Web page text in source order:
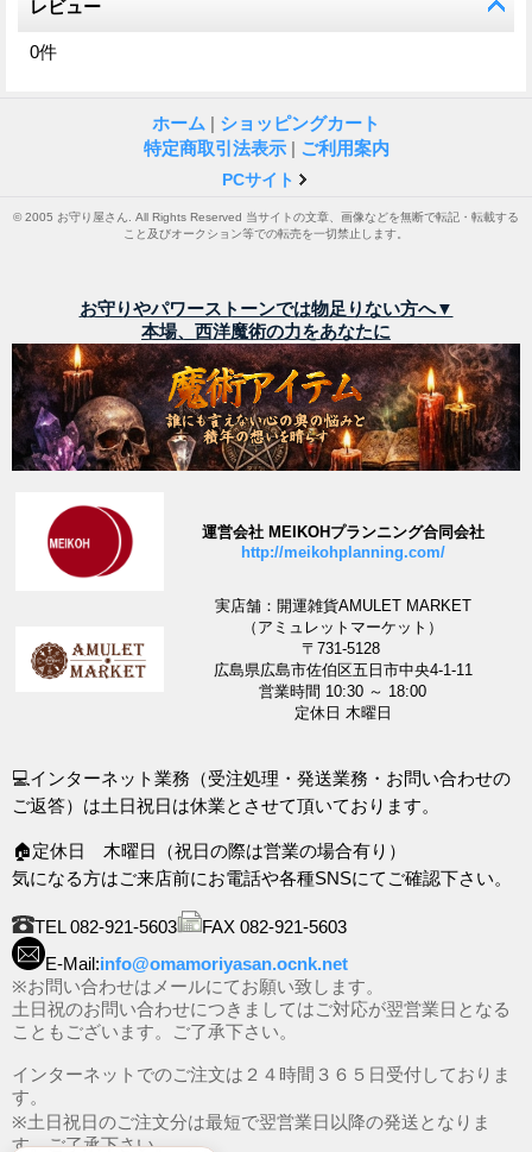
レビュー
0件
ホーム | ショッピングカート
特定商取引法表示 | ご利用案内
PCサイト
© 2005 お守り屋さん. All Rights Reserved 当サイトの文章、画像などを無断で転記・転載する
こと及びオークション等での転売を一切禁止します。
お守りやパワーストーンでは物足りない方へ▼
本場、西洋魔術の力をあなたに
運営会社 MEIKOHプランニング合同会社
http://meikohplanning.com/
実店舗：開運雑貨AMULET MARKET
（アミュレットマーケット）
〒731-5128
広島県広島市佐伯区五日市中央4-1-11
営業時間 10:30 ～ 18:00
定休日 木曜日
💻インターネット業務（受注処理・発送業務・お問い合わせの
ご返答）は土日祝日は休業とさせて頂いております。
🏠定休日 木曜日（祝日の際は営業の場合有り）
気になる方はご来店前にお電話や各種SNSにてご確認下さい。
TEL 082-921-5603
FAX 082-921-5603
E-Mail:info@omamoriyasan.ocnk.net
※お問い合わせはメールにてお願い致します。
土日祝のお問い合わせにつきましてはご対応が翌営業日となる
こともございます。ご了承下さい。
インターネットでのご注文は２４時間３６５日受付しておりま
す。
※土日祝日のご注文分は最短で翌営業日以降の発送となりま
す。ご了承下さい。